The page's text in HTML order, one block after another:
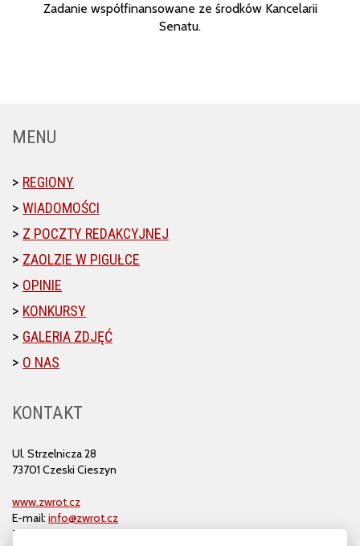
Zadanie współfinansowane ze środków Kancelarii
Senatu.
MENU
REGIONY
WIADOMOŚCI
Z POCZTY REDAKCYJNEJ
ZAOLZIE W PIGUŁCE
OPINIE
KONKURSY
GALERIA ZDJĘĆ
O NAS
KONTAKT
Ul. Strzelnicza 28
73701 Czeski Cieszyn
www.zwrot.cz
E-mail: info@zwrot.cz
Tel. i faks: 558 711 582